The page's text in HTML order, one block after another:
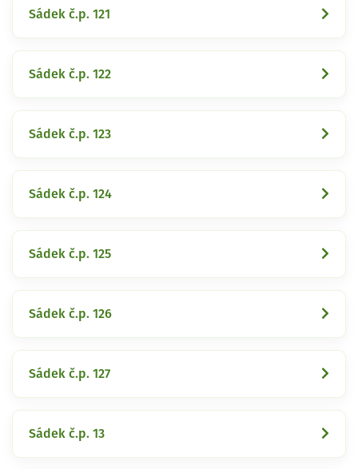
Sádek č.p. 121
Sádek č.p. 122
Sádek č.p. 123
Sádek č.p. 124
Sádek č.p. 125
Sádek č.p. 126
Sádek č.p. 127
Sádek č.p. 13